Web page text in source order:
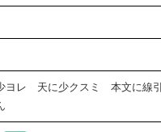
ヨレ 天に少クスミ 本文に線